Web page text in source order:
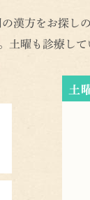
方をお探し
土曜も診療して